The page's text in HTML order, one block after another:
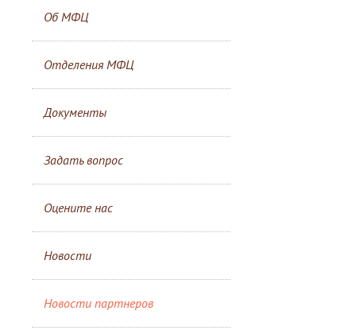
Об МФЦ
Отделения МФЦ
Документы
Задать вопрос
Оцените нас
Новости
Новости партнеров